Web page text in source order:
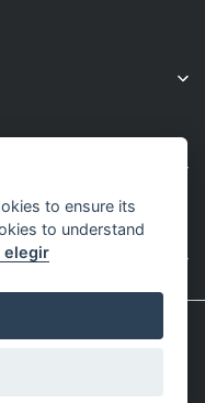
Reservados.
Hashtag.
to ensure its
to understand
elegir